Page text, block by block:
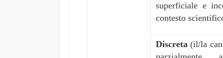
superficiale e
contesto
Discreta(il/la